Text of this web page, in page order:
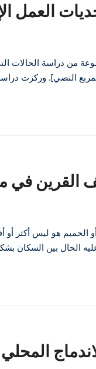
العمل
دراسة الحالات التي
القرين في
هو ليس أكثر أو